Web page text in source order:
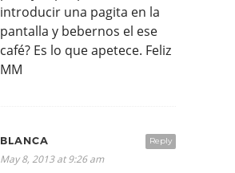
introducir una pagita en la
pantalla y bebernos el ese
café? Es lo que apetece. Feliz
MM
Reply
BLANCA
May 8, 2013 at 9:26 am